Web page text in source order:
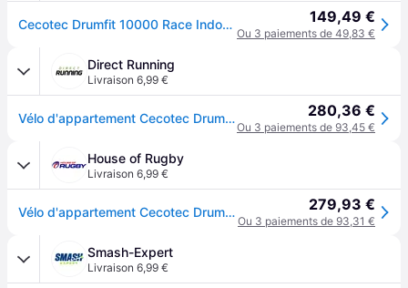
Cecotec Drumfit 10000 Race Indoor Bike Argenté 149,49 €
Ou 3 paiements de 49,83 €
Direct Running
Livraison 6,99 €
Vélo d'appartement Cecotec Drumfit Indoor 10000 Race - Noir 280,36 €
Ou 3 paiements de 93,45 €
House of Rugby
Livraison 6,99 €
Vélo d'appartement Cecotec Drumfit Indoor 10000 Race - Noir 279,93 €
Ou 3 paiements de 93,31 €
Smash-Expert
Livraison 6,99 €